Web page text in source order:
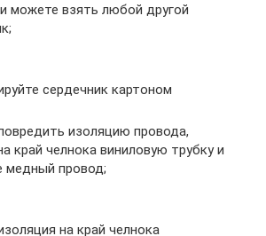
можете взять любой другой
сердечник картоном
изоляцию провода,
край челнока виниловую трубку и
медный провод;
на край челнока